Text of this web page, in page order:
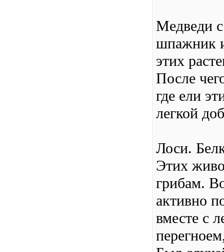
Медведи
шпажник
этих
После
где ели
легкой
Лоси.
Этих
грибам.
активно
вместе с